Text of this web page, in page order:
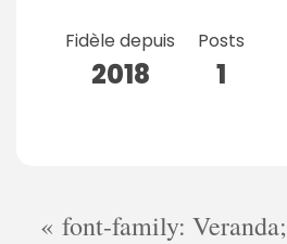
Fidèle depuis
2018
Posts
1
font-family: Veranda;